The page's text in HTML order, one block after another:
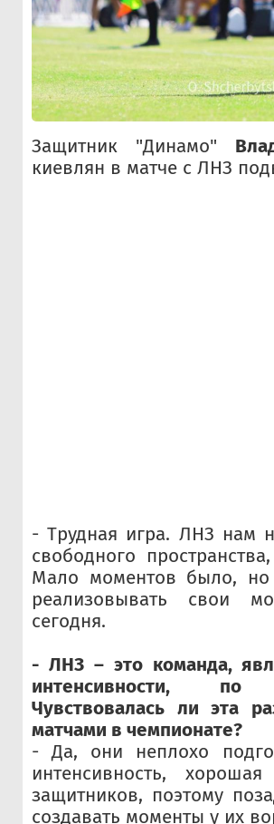
Защитник "Динамо"
киевлян в матче с ЛНЗ
- Трудная игра. ЛНЗ нам
свободного
Мало моментов было,
реализовывать свои
сегодня.
- ЛНЗ – это команда,
интенсивности, по
Чувствовалась ли эта
матчами в чемпионате?
- Да, они неплохо
интенсивность,
защитников, поэтому
создавать моменты у их